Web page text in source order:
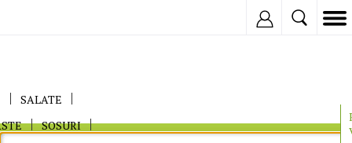
SALATE
SOSURI